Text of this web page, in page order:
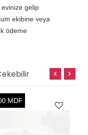
gelip
ekibine veya
ödeme
MDF